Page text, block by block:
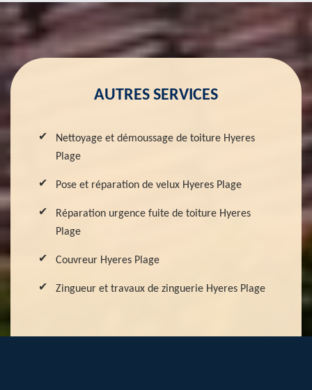
AUTRES SERVICES
Nettoyage et démoussage de toiture Hyeres
Plage
Pose et réparation de velux Hyeres Plage
Réparation urgence fuite de toiture Hyeres
Plage
Couvreur Hyeres Plage
Zingueur et travaux de zinguerie Hyeres Plage